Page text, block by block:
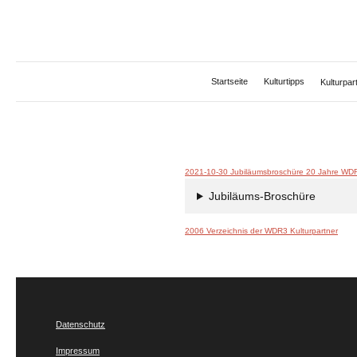
Startseite Kulturtipps
2021-10-30 Jubiläumsbroschüre 20 Jahre
Jubiläums-Broschüre
2006 Verzeichnis der WDR3 Kulturpartner
Datenschutz
Impressum